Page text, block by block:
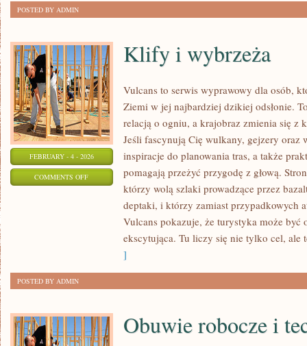
POSTED BY ADMIN
FEBRUARY - 4 - 2026
COMMENTS OFFON
Klify i wybrzeża
Vulcans to serwis wyprawowy dla osób,
Ziemi w jej najbardziej dzikiej odsłonie.
relacją o ogniu, a krajobraz zmienia się z
Jeśli fascynują Cię wulkany, gejzery oraz
inspiracje do planowania tras, a także
pomagają przeżyć przygodę z głową.
którzy wolą szlaki prowadzące przez
deptaki, i którzy zamiast przypadkowych
Vulcans pokazuje, że turystyka może być
ekscytująca. Tu liczy się nie tylko cel, ale
]
POSTED BY ADMIN
Obuwie robocze i